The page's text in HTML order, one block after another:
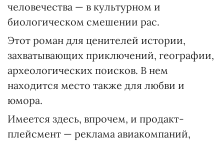
человечества — в культурном и
биологическом смешении рас.
Этот роман для ценителей истории,
захватывающих приключений, географии,
археологических поисков. В нем
находится место также для любви и
юмора.
Имеется здесь, впрочем, и продакт-
плейсмент — реклама авиакомпаний,